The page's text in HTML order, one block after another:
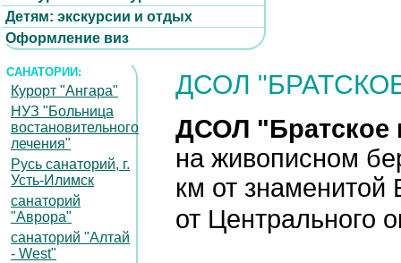
Детям: экскурсии и отдых
Оформление виз
ДСОЛ
ДСОЛ "Братское
на живописном
км от
от Центрального
САНАТОРИИ:
Курорт "Ангара"
НУЗ "Больница
востановительного
лечения"
Русь санаторий, г.
Усть-Илимск
санаторий
"Аврора"
санаторий "Алтай
- West"